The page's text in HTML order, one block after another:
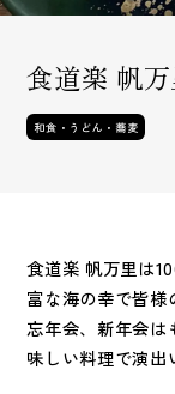
食道楽 帆万
和食・うどん・蕎麦
食道楽 帆万里は
富な海の幸で皆様
忘年会、新年会は
味しい料理で演出